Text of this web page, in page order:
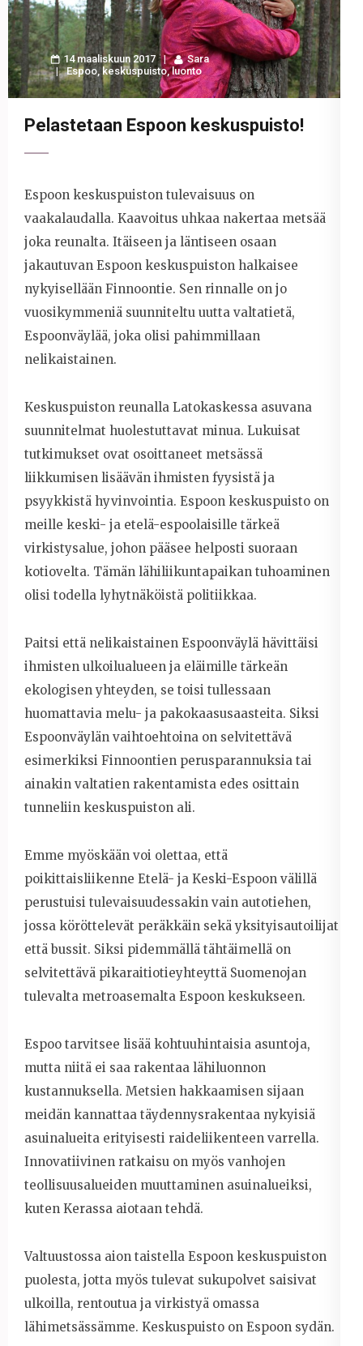
14 maaliskuun 2017
Sara
Espoo,keskuspuisto,luonto
Pelastetaan Espoon keskuspuisto!
Espoon keskuspuiston tulevaisuus on
vaakalaudalla. Kaavoitus uhkaa nakertaa metsää
joka reunalta. Itäiseen ja läntiseen osaan
jakautuvan Espoon keskuspuiston halkaisee
nykyisellään Finnoontie. Sen rinnalle on jo
vuosikymmeniä suunniteltu uutta valtatietä,
Espoonväylää, joka olisi pahimmillaan
nelikaistainen.
Keskuspuiston reunalla Latokaskessa asuvana
suunnitelmat huolestuttavat minua. Lukuisat
tutkimukset ovat osoittaneet metsässä
liikkumisen lisäävän ihmisten fyysistä ja
psyykkistä hyvinvointia. Espoon keskuspuisto on
meille keski- ja etelä-espoolaisille tärkeä
virkistysalue, johon pääsee helposti suoraan
kotiovelta. Tämän lähiliikuntapaikan tuhoaminen
olisi todella lyhytnäköistä politiikkaa.
Paitsi että nelikaistainen Espoonväylä hävittäisi
ihmisten ulkoilualueen ja eläimille tärkeän
ekologisen yhteyden, se toisi tullessaan
huomattavia melu- ja pakokaasusaasteita. Siksi
Espoonväylän vaihtoehtoina on selvitettävä
esimerkiksi Finnoontien perusparannuksia tai
ainakin valtatien rakentamista edes osittain
tunneliin keskuspuiston ali.
Emme myöskään voi olettaa, että
poikittaisliikenne Etelä- ja Keski-Espoon välillä
perustuisi tulevaisuudessakin vain autotiehen,
jossa köröttelevät peräkkäin sekä yksityisautoilijat
että bussit. Siksi pidemmällä tähtäimellä on
selvitettävä pikaraitiotieyhteyttä Suomenojan
tulevalta metroasemalta Espoon keskukseen.
Espoo tarvitsee lisää kohtuuhintaisia asuntoja,
mutta niitä ei saa rakentaa lähiluonnon
kustannuksella. Metsien hakkaamisen sijaan
meidän kannattaa täydennysrakentaa nykyisiä
asuinalueita erityisesti raideliikenteen varrella.
Innovatiivinen ratkaisu on myös vanhojen
teollisuusalueiden muuttaminen asuinalueiksi,
kuten Kerassa aiotaan tehdä.
Valtuustossa aion taistella Espoon keskuspuiston
puolesta, jotta myös tulevat sukupolvet saisivat
ulkoilla, rentoutua ja virkistyä omassa
lähimetsässämme. Keskuspuisto on Espoon sydän.